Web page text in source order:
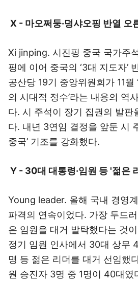
X - 마오쩌둥·덩샤오핑 반열 오
Xi jinping. 시진핑 중국 국가주
핑에 이어 중국의 ‘3대 지도자’
공산당 19기 중앙위원회가 11월
의 시대적 정수’라는 내용의 역
다. 시 주석이 장기 집권의 발판
다. 내년 3연임 결정을 앞둔 시
중국’ 기조를 강화했다.
Y - 30대 대통령·임원 등 '젊은
Young leader. 올해 국내 경영
파격의 연속이었다. 가장 두드
은 임원을 대거 발탁했다는 것
정기 임원 인사에서 30대 상무
명 등 젊은 리더를 대거 선임했
원 승진자 3명 중 1명이 40대였